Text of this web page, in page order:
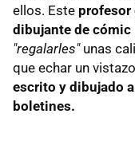
ellos. Este profesor
dibujante de cómic
"regalarles"unas
que echar un
escrito y dibujado
boletines.